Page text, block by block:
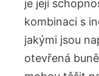
je její
kombinaci s
jakými jsou
otevřená